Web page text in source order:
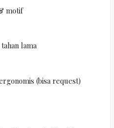
motif
lama
(bisa request)